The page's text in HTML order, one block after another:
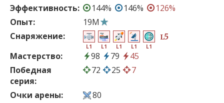
Эффективность: 144% 146%
126%
Опыт:
19M
Снаряжение:
L1 L1 L1 L1 L1
L5
Мастерство: 98 79
45
Победная
серия:
72 25 7
Очки арены:
80